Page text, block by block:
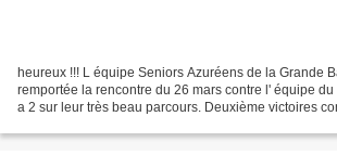
heureux !!! L équipe Seniors Azuréens de la Grande
remportée la rencontre du 26 mars contre l' équipe
a 2 sur leur très beau parcours. Deuxième victoires